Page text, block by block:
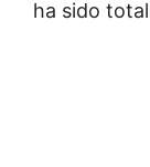
ha sido